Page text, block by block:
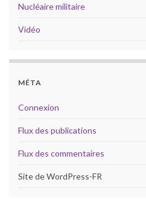
Nucléaire militaire
Vidéo
MÉTA
Connexion
Flux des publications
Flux des commentaires
Site de WordPress-FR